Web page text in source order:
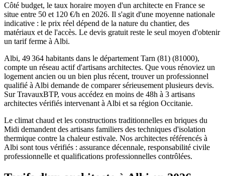
Côté budget, le taux horaire moyen d'un architecte en France se
situe entre 50 et 120 €/h en 2026. Il s'agit d'une moyenne nationale
indicative : le prix réel dépend de la nature du chantier, des
matériaux et de l'accès. Le devis gratuit reste le seul moyen d'obtenir
un tarif ferme à Albi.
Albi, 49 364 habitants dans le département Tarn (81) (81000),
compte un réseau actif d'artisans architectes. Que vous rénoviez un
logement ancien ou un bien plus récent, trouver un professionnel
qualifié à Albi demande de comparer sérieusement plusieurs devis.
Sur TravauxBTP, vous accédez en moins de 48h à 3 artisans
architectes vérifiés intervenant à Albi et sa région Occitanie.
Le climat chaud et les constructions traditionnelles en briques du
Midi demandent des artisans familiers des techniques d'isolation
thermique contre la chaleur estivale. Nos architectes référencés à
Albi sont tous vérifiés : assurance décennale, responsabilité civile
professionnelle et qualifications professionnelles contrôlées.